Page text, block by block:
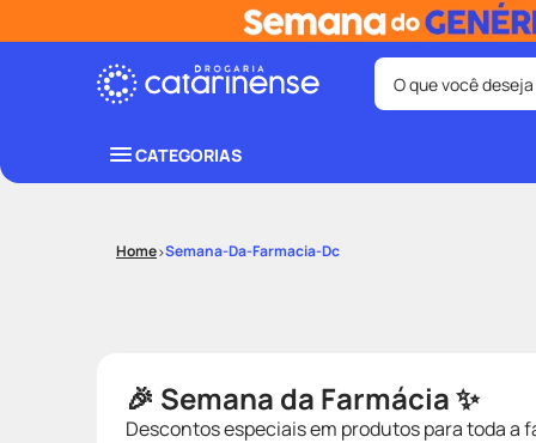
O que você deseja
CATEGORIAS
Semana-Da-Farmacia-Dc
🎉 Semana da Farmácia ✨
Descontos especiais em produtos para toda a